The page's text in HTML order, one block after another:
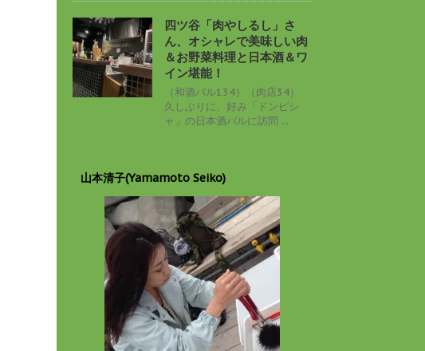
四ツ谷「肉やしるし」さ
ん、オシャレで美味しい肉
＆お野菜料理と日本酒＆ワ
イン堪能！
（和酒バル134）（肉店34）
久しぶりに、好み「ドンピシ
ャ」の日本酒バルに訪問 ...
山本清子(Yamamoto Seiko)